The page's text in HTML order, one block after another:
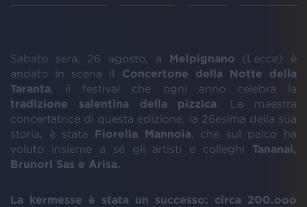
Sabato sera, 26 agosto, a Melpignano (Lecce) è
andato in scena il Concertone della Notte della
Taranta , il festival che ogni anno celebra la
tradizione salentina della pizzica . La maestra
concertatrice di questa edizione, la 26esima della sua
storia, è stata Fiorella Mannoia , che sul palco ha
voluto insieme a sé gli artisti e colleghi Tananai,
Brunori Sas e Arisa.
La kermesse è stata un successo: circa 200.ooo